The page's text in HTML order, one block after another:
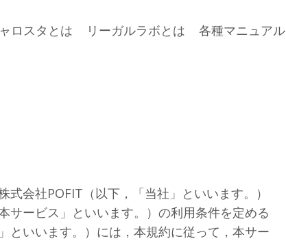
ロスタとは リーガルラボとは 各種マニュアル
会社POFIT（以下，「当社」といいます。）
サービス」といいます。）の利用条件を定める
といいます。）には，本規約に従って，本サー